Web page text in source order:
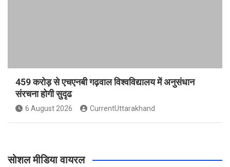
459 करोड़ से एचएनबी गढ़वाल विश्वविद्यालय में अनुसंधान
संरचना होगी सुदृढ
6 August 2026 CurrentUttarakhand
सोशल मीडिया वायरल